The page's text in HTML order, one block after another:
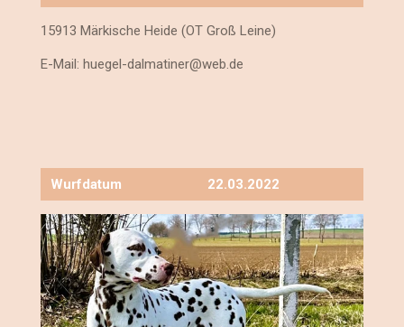
15913 Märkische Heide (OT Groß Leine)
E-Mail: huegel-dalmatiner@web.de
Wurfdatum 22.03.2022